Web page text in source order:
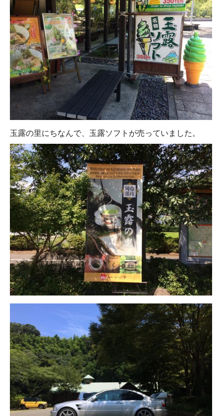
玉露の里にちなんで、玉露ソフトが売っていました。